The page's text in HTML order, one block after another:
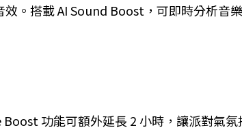
。搭載 AI Sound Boost，可即時分析音
功能可額外延長 2 小時，讓派對氣氛